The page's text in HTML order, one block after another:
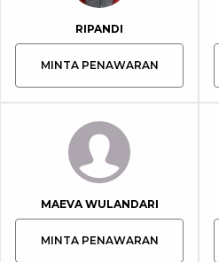
RIPANDI
MINTA PENAWARAN
MAEVA WULANDARI
MINTA PENAWARAN